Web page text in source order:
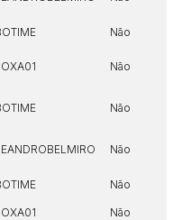
Não
Não
Não
Não
Não
Não